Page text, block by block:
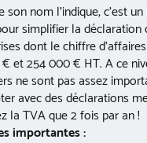
son nom l’indique, c’est
simplifier la déclaration
dont le chiffre
et 254 000 € HT. A ce
ne sont pas assez
avec des déclarations
la TVA que 2 fois par an !
importantes :